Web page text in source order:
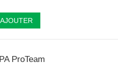
AJOUTER
ProTeam